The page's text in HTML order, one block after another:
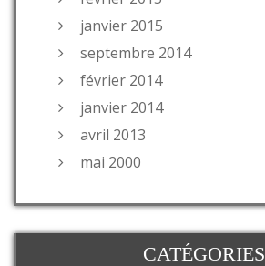
janvier 2015
septembre 2014
février 2014
janvier 2014
avril 2013
mai 2000
CATÉGORIES